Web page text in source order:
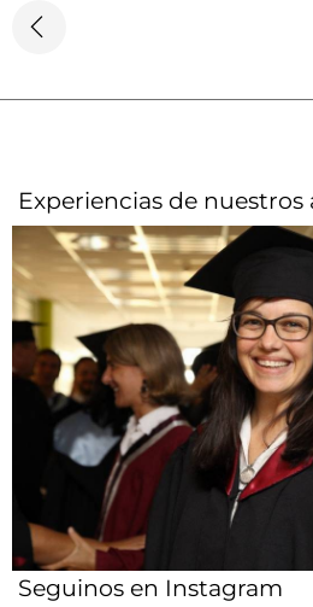
Experiencias de
Seguinos en Instagram